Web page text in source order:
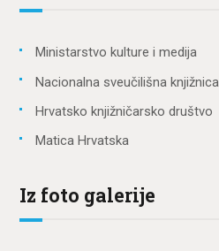
Ministarstvo kulture i medija
Nacionalna sveučilišna knjižnica
Hrvatsko knjižničarsko društvo
Matica Hrvatska
Iz foto galerije